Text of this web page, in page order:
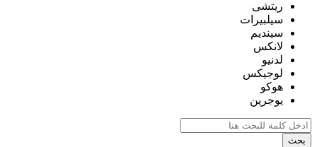
ريتشى
سيلبيرات
سينديم
لانكس
لدنيو
لوجيكس
هوكو
يوجرين
بحث